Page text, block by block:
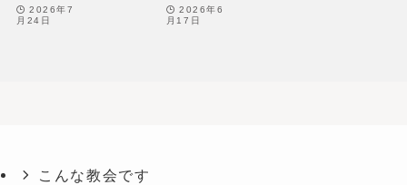
2026年7
月24日
2026年6
月17日
こんな教会です